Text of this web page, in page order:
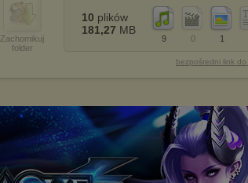
Zachomikuj
folder
1
0
9
10 plików
181,27 MB
bezpośredni link do